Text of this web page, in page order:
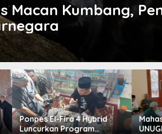
Macan Kumbang,
Mahasiswa KKN DR 02
UNUGHA Gelar Sosialisasi
Kirab
Desa